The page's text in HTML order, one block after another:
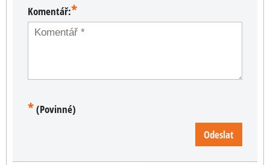
Komentář:*
*(Povinné)
Odeslat